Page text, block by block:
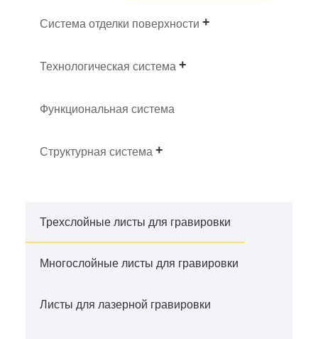
Система отделки поверхности
Технологическая система
Функциональная система
Структурная система
Трехслойные листы для гравировки
Многослойные листы для гравировки
Листы для лазерной гравировки